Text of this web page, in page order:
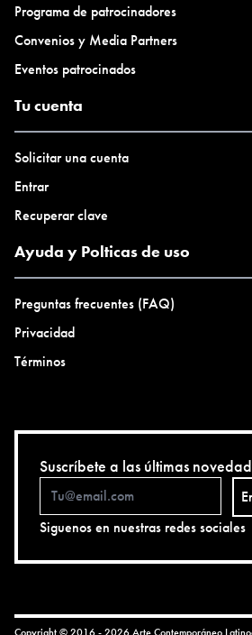
Programa de patrocinadores
Convenios y Media Partners
Eventos patrocinados
Tu cuenta
Solicitar una cuenta
Entrar
Recuperar clave
Ayuda y Polticas de uso
Preguntas frecuentes (FAQ)
Privacidad
Términos
Suscríbete a las últimas
Siguenos en nuestras redes sociales